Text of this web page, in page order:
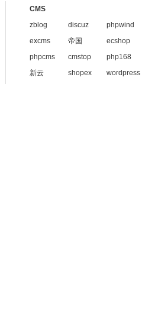
CMS
zblog
discuz
phpwind
excms
帝国
ecshop
phpcms
cmstop
php168
新云
shopex wordpress